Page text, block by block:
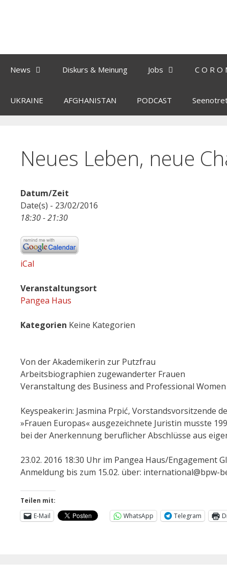
News Diskurs & Meinung Jobs C O R O
UKRAINE AFGHANISTAN PODCAST
Neues Leben, neue
Datum/Zeit
Date(s) - 23/02/2016
18:30 - 21:30
iCal
Veranstaltungsort
Pangea Haus
Kategorien Keine Kategorien
Von der Akademikerin zur Putzfrau
Arbeitsbiographien zugewanderter Frauen
Veranstaltung des Business and Professional
Keyspeakerin: Jasmina Prpić, Vorstandsvorsitzende
»Frauen Europas« ausgezeichnete Juristin musste
bei der Anerkennung beruflicher Abschlüsse aus
23.02. 2016 18:30 Uhr im Pangea Haus/Engagement
Anmeldung bis zum 15.02. über: international@bpw-
Teilen mit:
E-Mail
WhatsApp Telegram